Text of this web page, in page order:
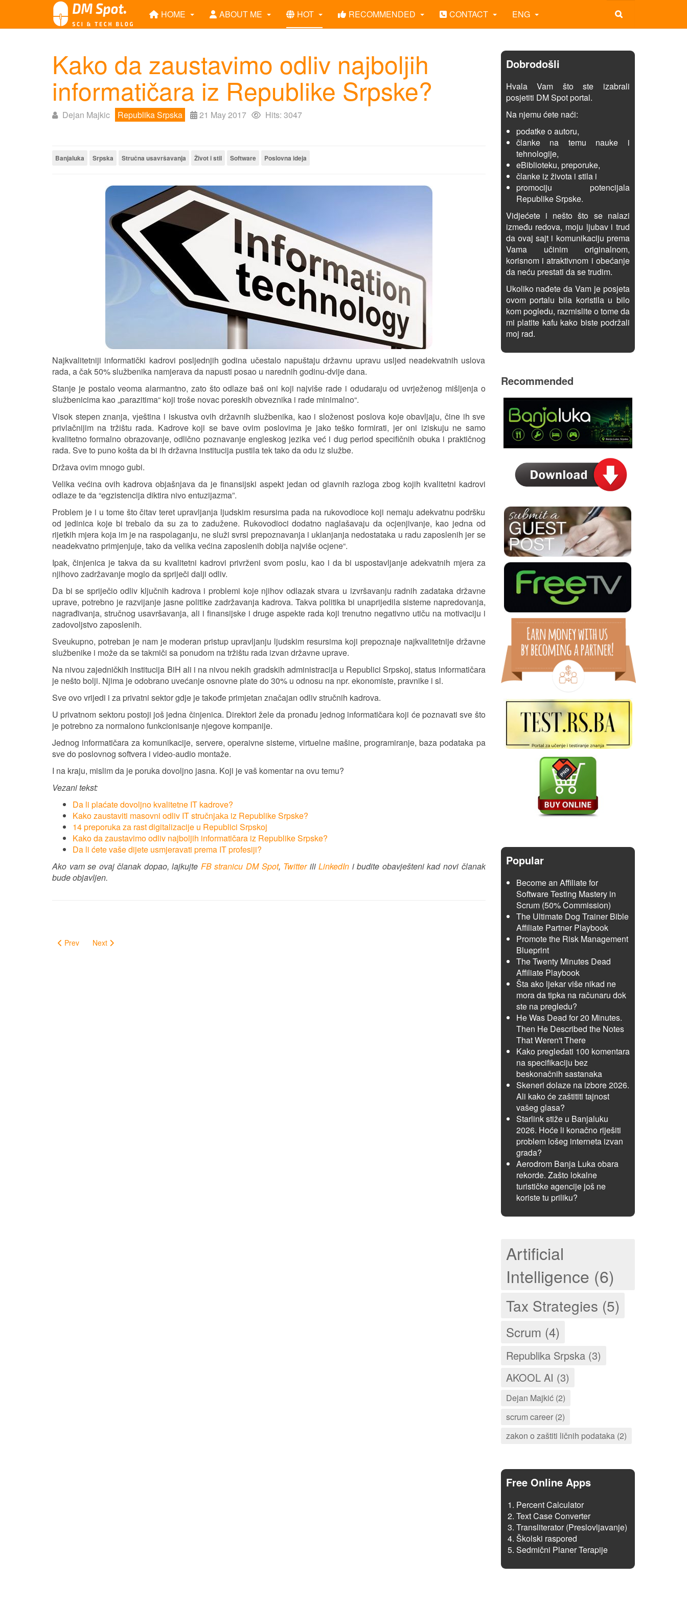
HOME ABOUT ME HOT RECOMMENDED CONTACT ENG
Kako da zaustavimo odliv najboljih
informatičara iz Republike Srpske?
Dejan Majkic Republika Srpska 21 May 2017 Hits: 3047
Banjaluka Srpska Stručna usavršavanja Život i stil Software Poslovna ideja
Najkvalitetniji informatički kadrovi posljednjih godina učestalo napuštaju državnu upravu usljed neadekvatnih uslova
rada, a čak 50% službenika namjerava da napusti posao u narednih godinu-dvije dana.
Stanje je postalo veoma alarmantno, zato što odlaze baš oni koji najviše rade i odudaraju od uvrježenog mišljenja o
službenicima kao „parazitima“ koji troše novac poreskih obveznika i rade minimalno“.
Visok stepen znanja, vјeština i iskustva ovih državnih službenika, kao i složenost poslova koje obavljaju, čine ih sve
privlačnijim na tržištu rada. Kadrove koji se bave ovim poslovima je jako teško formirati, jer oni iziskuju ne samo
kvalitetno formalno obrazovanje, odlično poznavanje engleskog jezika već i dug period specifičnih obuka i praktičnog
rada. Sve to puno košta da bi ih državna institucija pustila tek tako da odu iz službe.
Država ovim mnogo gubi.
Velika većina ovih kadrova objašnjava da je finansijski aspekt jedan od glavnih razloga zbog kojih kvalitetni kadrovi
odlaze te da “egzistencija diktira nivo entuzijazma”.
Problem je i u tome što čitav teret upravljanja ljudskim resursima pada na rukovodioce koji nemaju adekvatnu podršku
od jedinica koje bi trebalo da su za to zadužene. Rukovodioci dodatno naglašavaju da ocjenjivanje, kao jedna od
rijetkih mjera koja im je na raspolaganju, ne služi svrsi prepoznavanja i uklanjanja nedostataka u radu zaposlenih jer se
neadekvatno primjenjuje, tako da velika većina zaposlenih dobija najviše ocjene“.
Ipak, činjenica je takva da su kvalitetni kadrovi privrženi svom poslu, kao i da bi uspostavljanje adekvatnih mjera za
njihovo zadržavanje moglo da spriječi dalji odliv.
Da bi se spriječio odliv ključnih kadrova i problemi koje njihov odlazak stvara u izvršavanju radnih zadataka državne
uprave, potrebno je razvijanje jasne politike zadržavanja kadrova. Takva politika bi unaprijedila sisteme napredovanja,
nagrađivanja, stručnog usavršavanja, ali i finansijske i druge aspekte rada koji trenutno negativno utiču na motivaciju i
zadovoljstvo zaposlenih.
Sveukupno, potreban je nam je moderan pristup upravljanju ljudskim resursima koji prepoznaje najkvalitetnije državne
službenike i može da se takmiči sa ponudom na tržištu rada izvan državne uprave.
Na nivou zajedničkih institucija BiH ali i na nivou nekih gradskih administracija u Republici Srpskoj, status informatičara
je nešto bolji. Njima je odobrano uvećanje osnovne plate do 30% u odnosu na npr. ekonomiste, pravnike i sl.
Sve ovo vrijedi i za privatni sektor gdje je takođe primjetan značajan odliv stručnih kadrova.
U privatnom sektoru postoji još jedna činjenica. Direktori žele da pronađu jednog informatičara koji će poznavati sve što
je potrebno za normalono funkcionisanje njegove kompanije.
Jednog informatičara za komunikacije, servere, operaivne sisteme, virtuelne mašine, programiranje, baza podataka pa
sve do poslovnog softvera i video-audio montaže.
I na kraju, mislim da je poruka dovoljno jasna. Koji je vaš komentar na ovu temu?
Vezani tekst:
Da li plaćate dovoljno kvalitetne IT kadrove?
Kako zaustaviti masovni odliv IT stručnjаkа iz Republike Srpske?
14 preporuka za rast digitalizacije u Republici Srpskoj
Kako da zaustavimo odliv najboljih informatičara iz Republike Srpske?
Da li ćete vaše dijete usmjeravati prema IT profesiji?
Ako vam se ovaj članak dopao, lajkujte FB stranicu DM Spot, TwitteriliLinkedIn i budite obavješteni kad novi članak
bude objavljen.
Prev Next
Dobrodošli
Hvala Vam što ste izabrali
posjetiti DM Spot portal.
Na njemu ćete naći:
podatke o autoru,
članke na temu nauke i
tehnologije,
eBiblioteku, preporuke,
članke iz života i stila i
promociju potencijala
Republike Srpske.
Vidjećete i nešto što se nalazi
između redova, moju ljubav i trud
da ovaj sajt i komunikaciju prema
Vama učinim originalnom,
korisnom i atraktivnom i obećanje
da neću prestati da se trudim.
Ukoliko nađete da Vam je posjeta
ovom portalu bila koristila u bilo
kom pogledu, razmislite o tome da
mi platite kafu kako biste podržali
moj rad.
Recommended
Popular
Become an Affiliate for
Software Testing Mastery in
Scrum (50% Commission)
The Ultimate Dog Trainer Bible
Affiliate Partner Playbook
Promote the Risk Management
Blueprint
The Twenty Minutes Dead
Affiliate Playbook
Šta ako ljekar više nikad ne
mora da tipka na računaru dok
ste na pregledu?
He Was Dead for 20 Minutes.
Then He Described the Notes
That Weren't There
Kako pregledati 100 komentara
na specifikaciju bez
beskonačnih sastanaka
Skeneri dolaze na izbore 2026.
Ali kako će zaštititi tajnost
vašeg glasa?
Starlink stiže u Banjaluku
2026. Hoće li konačno riješiti
problem lošeg interneta izvan
grada?
Aerodrom Banja Luka obara
rekorde. Zašto lokalne
turističke agencije još ne
koriste tu priliku?
Artificial
Intelligence (6)
Tax Strategies (5)
Scrum (4)
Republika Srpska (3)
AKOOL AI (3)
Dejan Majkić (2)
scrum career (2)
zakon o zaštiti ličnih podataka (2)
Free Online Apps
Percent Calculator
Text Case Converter
Transliterator (Preslovljavanje)
Školski raspored
Sedmični Planer Terapije